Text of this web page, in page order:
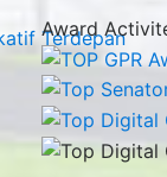
Award